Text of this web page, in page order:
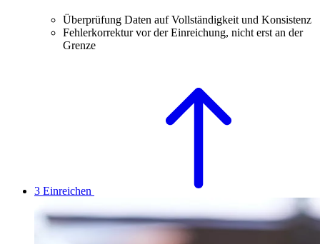
Überprüfung Daten auf Vollständigkeit und Konsistenz
Fehlerkorrektur vor der Einreichung, nicht erst an der
Grenze
3 Einreichen